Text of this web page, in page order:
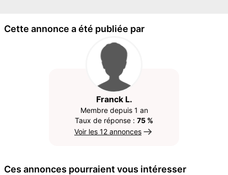
Cette annonce a été publiée par
Franck L.
Membre depuis 1 an
Taux de réponse : 75 %
Voir les 12 annonces
Ces annonces pourraient vous intéresser